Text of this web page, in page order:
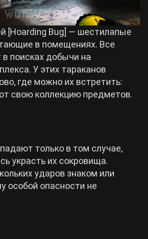
[Hoarding Bug] — шестилапые
в помещениях. Все
поисках добычи на
У этих тараканов
где можно их встретить:
свою коллекцию предметов.
только в том случае,
украсть их сокровища.
ударов знаком или
особой опасности не